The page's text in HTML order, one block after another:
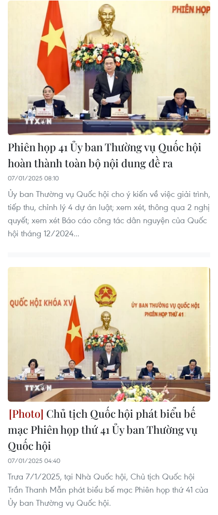
Phiên họp 41 Ủy ban Thường vụ Quốc hội
hoàn thành toàn bộ nội dung đề ra
07/01/2025 08:10
Ủy ban Thường vụ Quốc hội cho ý kiến về việc giải trình,
tiếp thu, chỉnh lý 4 dự án luật; xem xét, thông qua 2 nghị
quyết; xem xét Báo cáo công tác dân nguyện của Quốc
hội tháng 12/2024...
Chủ tịch Quốc hội phát biểu bế
mạc Phiên họp thứ 41 Ủy ban Thường vụ
Quốc hội
07/01/2025 04:40
Trưa 7/1/2025, tại Nhà Quốc hội, Chủ tịch Quốc hội
Trần Thanh Mẫn phát biểu bế mạc Phiên họp thứ 41 của
Ủy ban Thường vụ Quốc hội.